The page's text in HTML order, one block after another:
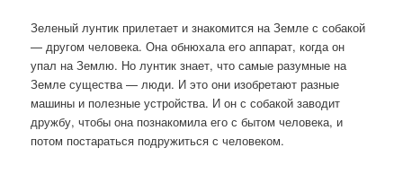
Зеленый лунтик прилетает и знакомится на Земле с собакой
— другом человека. Она обнюхала его аппарат, когда он
упал на Землю. Но лунтик знает, что самые разумные на
Земле существа — люди. И это они изобретают разные
машины и полезные устройства. И он с собакой заводит
дружбу, чтобы она познакомила его с бытом человека, и
потом постараться подружиться с человеком.